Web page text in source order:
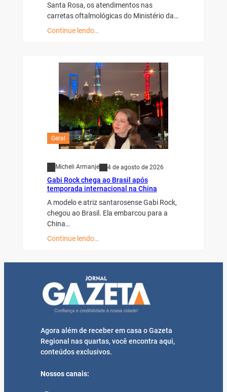
Santa Rosa, os atendimentos nas
carretas oftalmológicas do Ministério da…
Continue lendo…
Geral
Micheli Armanje 4 de agosto de 2026
Gabi Rock chega ao Brasil após
temporada internacional na China
A modelo e atriz santarosense Gabi Rock,
chegou ao Brasil. Ela embarcou para a
China…
Continue lendo…
Agora além de receber em casa o Gazeta
Regional nas quartas, você encontra aqui,
conteúdos exclusivos.
Nossos canais: